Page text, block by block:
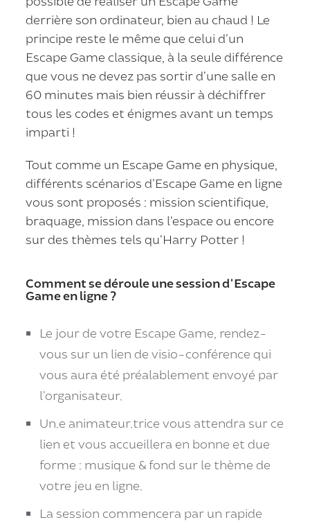
derrière son ordinateur, bien au chaud ! Le
principe reste le même que celui d’un
Escape Game classique, à la seule différence
que vous ne devez pas sortir d’une salle en
60 minutes mais bien réussir à déchiffrer
tous les codes et énigmes avant un temps
imparti !
Tout comme un Escape Game en physique,
différents scénarios d’Escape Game en ligne
vous sont proposés : mission scientifique,
braquage, mission dans l’espace ou encore
sur des thèmes tels qu’Harry Potter !
Comment se déroule une session d'Escape
Game en ligne ?
Le jour de votre Escape Game, rendez-
vous sur un lien de visio-conférence qui
vous aura été préalablement envoyé par
l’organisateur.
Un.e animateur.trice vous attendra sur ce
lien et vous accueillera en bonne et due
forme : musique & fond sur le thème de
votre jeu en ligne.
La session commencera par un rapide